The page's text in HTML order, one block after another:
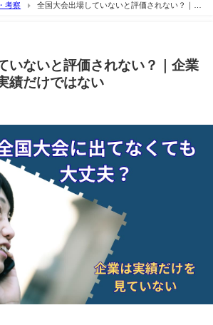
考察
全国大会出場していないと評価されない？｜企
いないと評価されない？｜企業
績だけではない